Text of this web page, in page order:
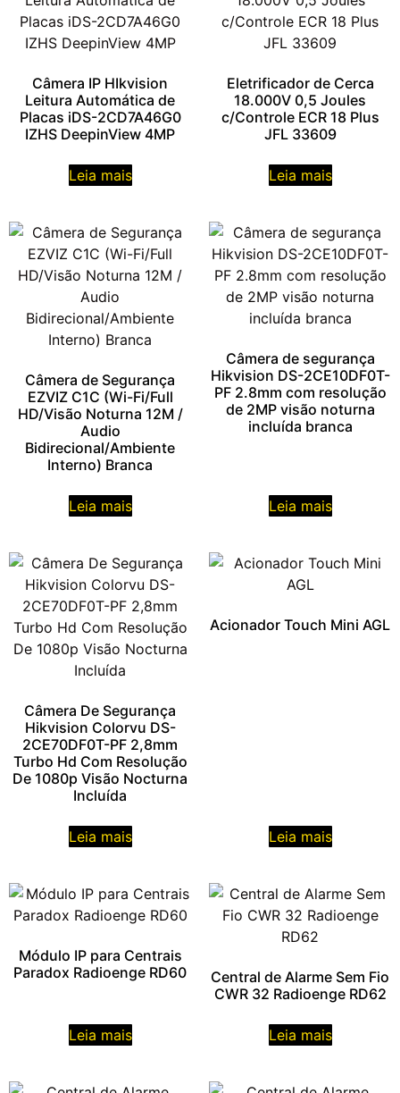
Câmera IP HIkvision
Leitura Automática de
Placas iDS-2CD7A46G0
IZHS DeepinView 4MP
Leia mais
Eletrificador de Cerca
18.000V 0,5 Joules
c/Controle ECR 18 Plus
JFL 33609
Leia mais
Câmera de Segurança
EZVIZ C1C (Wi-Fi/Full
HD/Visão Noturna 12M /
Audio
Bidirecional/Ambiente
Interno) Branca
Leia mais
Câmera de segurança
Hikvision DS-2CE10DF0T-
PF 2.8mm com resolução
de 2MP visão noturna
incluída branca
Leia mais
Câmera De Segurança
Hikvision Colorvu DS-
2CE70DF0T-PF 2,8mm
Turbo Hd Com Resolução
De 1080p Visão Nocturna
Incluída
Leia mais
Acionador Touch Mini AGL
Leia mais
Módulo IP para Centrais
Paradox Radioenge RD60
Leia mais
Central de Alarme Sem Fio
CWR 32 Radioenge RD62
Leia mais